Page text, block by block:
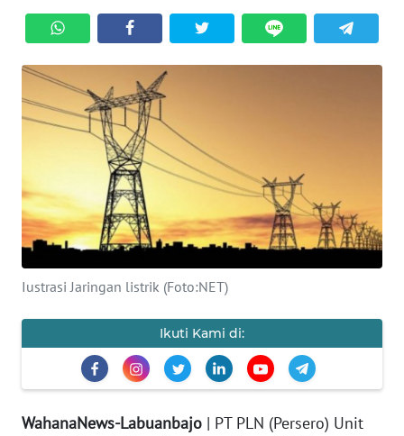
Iustrasi Jaringan listrik (Foto:NET)
Ikuti Kami di:
WahanaNews-Labuanbajo | PT PLN (Persero) Unit
SERBA-
SERBI
LABUAN
BAJO
Informasi
INDEKS
BERITA